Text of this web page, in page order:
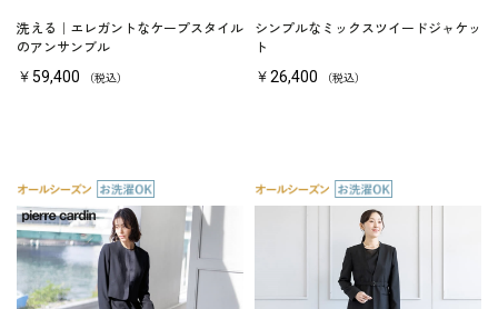
洗える｜エレガントなケープスタイル
のアンサンブル
￥59,400 （税込）
シンプルなミックスツイードジャケッ
ト
￥26,400 （税込）